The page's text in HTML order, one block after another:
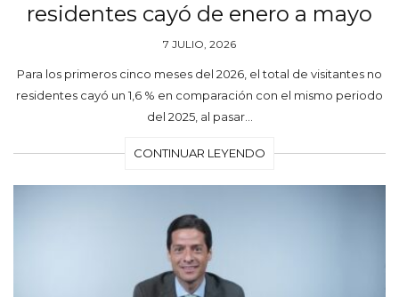
residentes cayó de enero a mayo
7 JULIO, 2026
Para los primeros cinco meses del 2026, el total de visitantes no
residentes cayó un 1,6 % en comparación con el mismo periodo
del 2025, al pasar…
CONTINUAR LEYENDO